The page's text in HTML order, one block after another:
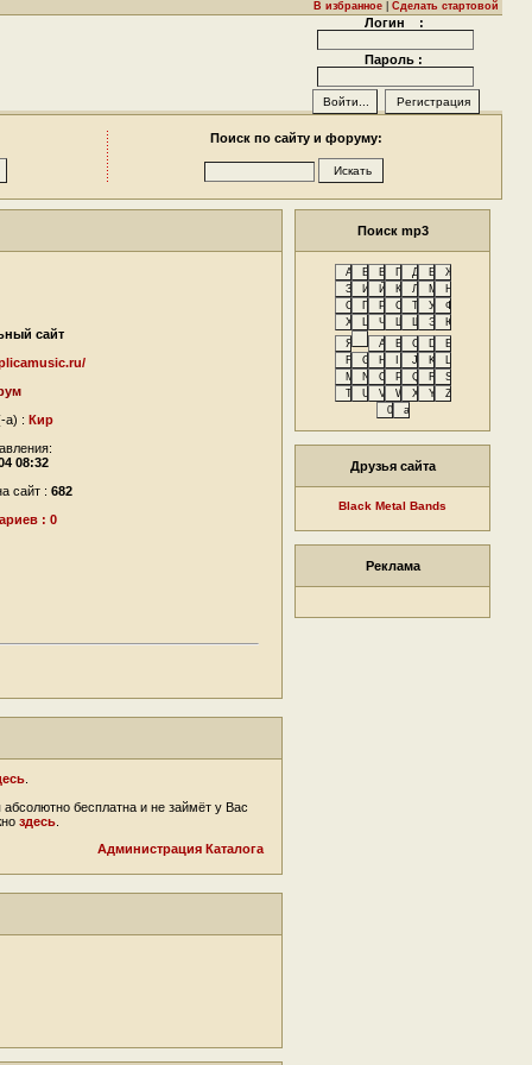
В избранное Сделать стартовой
Логин :
Пароль :
Поиск по сайту и форуму:
сайт
а) : Кир
08:32
сайт : 682
: 0
.
бесплатна и не займёт у Вас
здесь.
Администрация Каталога
Поиск mp3
Друзья сайта
Black Metal Bands
Реклама